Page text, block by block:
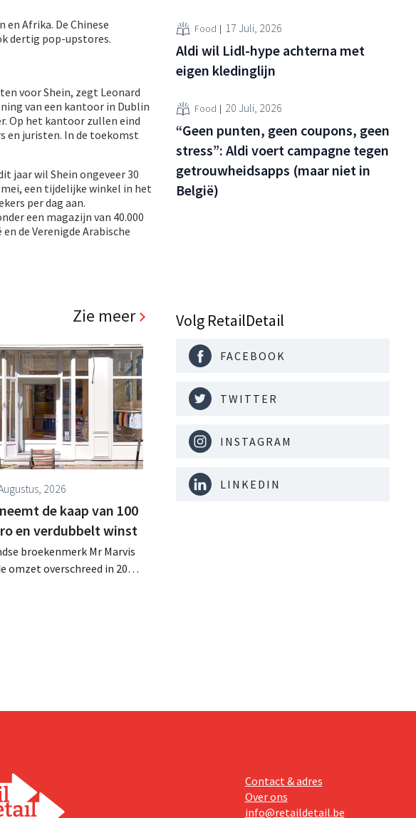
Afrika. De Chinese
dertig pop-upstores.
voor Shein, zegt Leonard
van een kantoor in Dublin
Op het kantoor zullen eind
en juristen. In de toekomst
jaar wil Shein ongeveer 30
een tijdelijke winkel in het
per dag aan.
een magazijn van 40.000
de Verenigde Arabische
Zie meer
2026
de kaap van 100
en verdubbelt winst
broekenmerk Mr Marvis
omzet overschreed in 2025
Food 17 Juli, 2026
Aldi wil Lidl-hype achterna met
eigen kledinglijn
Food 20 Juli, 2026
“Geen punten, geen coupons, geen
stress”: Aldi voert campagne tegen
getrouwheidsapps (maar niet in
België)
Volg RetailDetail
FACEBOOK
TWITTER
INSTAGRAM
LINKEDIN
Contact & adres
Over ons
info@retaildetail.be